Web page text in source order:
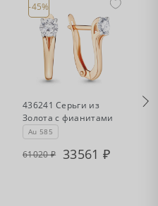
-45%
436241 Серьги из
Золота с фианитами
Au 585
61020 33561